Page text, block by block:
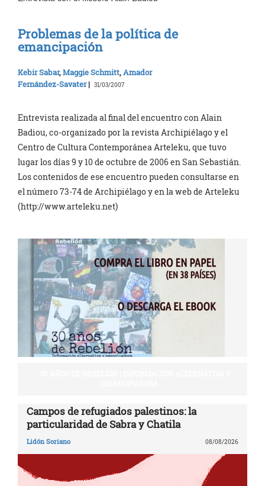
Problemas de la política de
emancipación
Kebir Sabar,Maggie Schmitt,Amador
Fernández-Savater| 31/03/2007
Entrevista realizada al final del encuentro con Alain
Badiou, co-organizado por la revista Archipiélago y el
Centro de Cultura Contemporánea Arteleku, que tuvo
lugar los días 9 y 10 de octubre de 2006 en San Sebastián.
Los contenidos de ese encuentro pueden consultarse en
el número 73-74 de Archipiélago y en la web de Arteleku
(http://www.arteleku.net)
Campos de refugiados palestinos: la
particularidad de Sabra y Chatila
Lidón Soriano 08/08/2026